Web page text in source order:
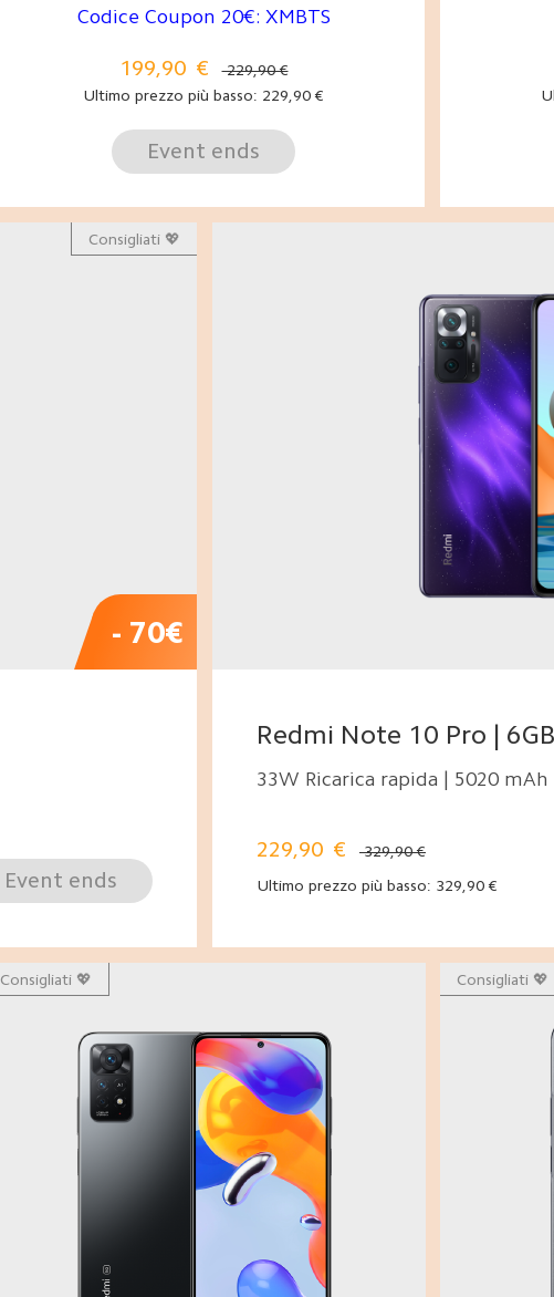
Codice Coupon 20€: XMBTS
199,90 €
229,90 €
Ultimo prezzo più basso: 229,90 €
Event ends
Consigliati 💖
- 70€
Event ends
Redmi Note 10 Pro |
33W Ricarica rapida | 5020
229,90 € 329,90 €
Ultimo prezzo più basso: 329,90 €
Consigliati 💖 Consigliati 💖